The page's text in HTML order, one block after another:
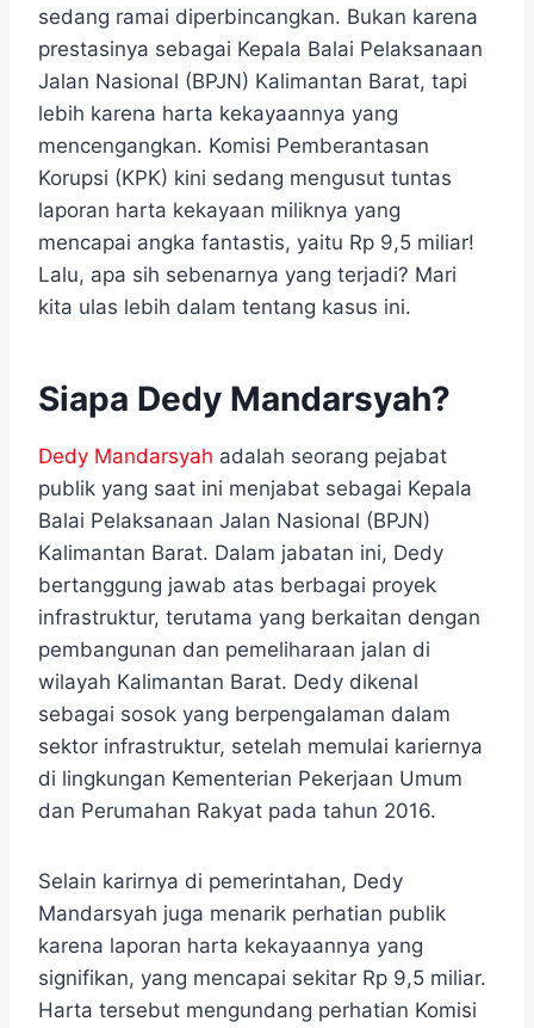
sedang ramai diperbincangkan. Bukan karena
prestasinya sebagai Kepala Balai Pelaksanaan
Jalan Nasional (BPJN) Kalimantan Barat, tapi
lebih karena harta kekayaannya yang
mencengangkan. ​Komisi Pemberantasan
Korupsi (KPK) kini sedang mengusut tuntas
laporan harta kekayaan miliknya yang
mencapai angka fantastis, yaitu Rp 9,5 miliar!
Lalu, apa sih sebenarnya yang terjadi? Mari
kita ulas lebih dalam tentang kasus ini.​
Siapa Dedy Mandarsyah?
Dedy Mandarsyah adalah seorang pejabat
publik yang saat ini menjabat sebagai Kepala
Balai Pelaksanaan Jalan Nasional (BPJN)
Kalimantan Barat.​ Dalam jabatan ini, Dedy
bertanggung jawab atas berbagai proyek
infrastruktur, terutama yang berkaitan dengan
pembangunan dan pemeliharaan jalan di
wilayah Kalimantan Barat. Dedy dikenal
sebagai sosok yang berpengalaman dalam
sektor infrastruktur, setelah memulai kariernya
di lingkungan Kementerian Pekerjaan Umum
dan Perumahan Rakyat pada tahun 2016.
Selain karirnya di pemerintahan, Dedy
Mandarsyah juga menarik perhatian publik
karena laporan harta kekayaannya yang
signifikan, yang mencapai sekitar Rp 9,5 miliar.
Harta tersebut mengundang perhatian Komisi